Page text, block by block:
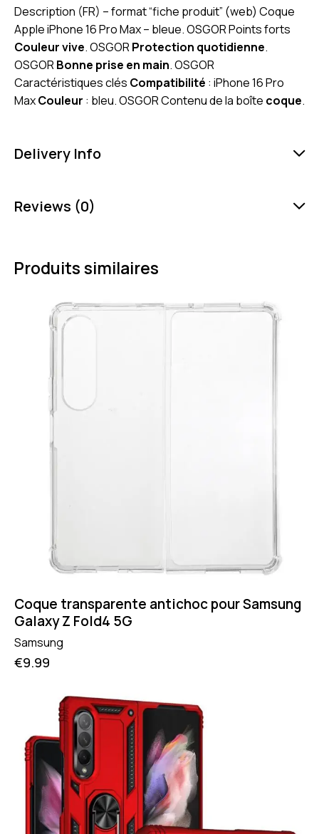
Description (FR) – format “fiche produit” (web) Coque
Apple iPhone 16 Pro Max – bleue. OSGOR Points forts
Couleur vive. OSGORProtection quotidienne.
OSGORBonne prise en main. OSGOR
Caractéristiques clés Compatibilité : iPhone 16 Pro
MaxCouleur : bleu. OSGOR Contenu de la boîte coque.
Delivery Info
Reviews (0)
Produits similaires
Coque transparente antichoc pour Samsung
Galaxy Z Fold4 5G
Samsung
€9.99